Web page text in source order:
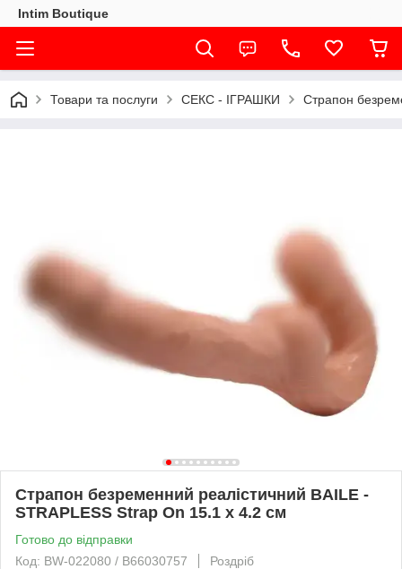
Intim Boutique
Товари та послуги СЕКС - ІГРАШКИ Страпон
Страпон безременний реалістичний BAILE -
STRAPLESS Strap On 15.1 х 4.2 см
Готово до відправки
Код: BW-022080 / B66030757
Роздріб